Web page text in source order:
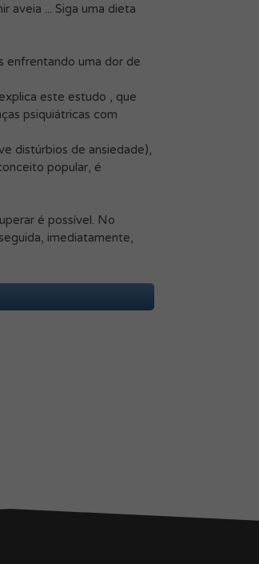
aveia ... Siga uma dieta
enfrentando uma dor de
este estudo , que
psiquiátricas com
distúrbios de ansiedade),
popular, é
é possível. No
imediatamente,